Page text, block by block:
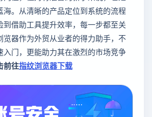
海。从清晰的产品定位到系统的流程
到借助工具提升效率，每一步都至关
览器作为外贸从业者的得力助手，不
入门，更能助力其在激烈的市场竞争
前往指纹浏览器下载